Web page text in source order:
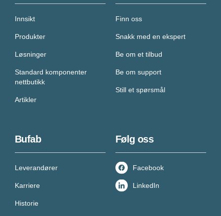
Innsikt
Produkter
Løsninger
Standard komponenter
nettbutikk
Artikler
Finn oss
Snakk med en ekspert
Be om et tilbud
Be om support
Still et spørsmål
Bufab
Leverandører
Karriere
Historie
Følg oss
Facebook
LinkedIn